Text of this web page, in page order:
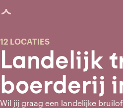
geladen
Landelijk
boerderij
12 LOCATIES
Wil jij graag een landelijke